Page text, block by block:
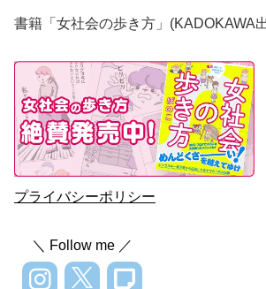
書籍「女社会の歩き方」(KADOKAWA
プライバシーポリシー
＼ Follow me ／